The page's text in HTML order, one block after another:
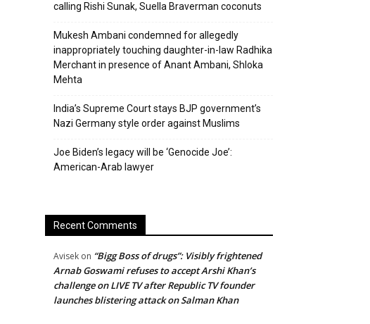
calling Rishi Sunak, Suella Braverman coconuts
Mukesh Ambani condemned for allegedly
inappropriately touching daughter-in-law Radhika
Merchant in presence of Anant Ambani, Shloka
Mehta
India’s Supreme Court stays BJP government’s
Nazi Germany style order against Muslims
Joe Biden’s legacy will be ‘Genocide Joe’:
American-Arab lawyer
Recent Comments
Avisek on “Bigg Boss of drugs”: Visibly frightened
Arnab Goswami refuses to accept Arshi Khan’s
challenge on LIVE TV after Republic TV founder
launches blistering attack on Salman Khan